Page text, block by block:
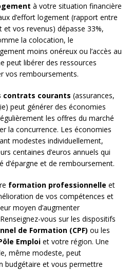
à votre situation financière
d’effort logement (rapport entre
vos revenus) dépasse 33%,
la colocation, le
moins onéreux ou l’accès au
peut libérer des ressources
vos remboursements.
contrats courants (assurances,
peut générer des économies
les offres du marché
la concurrence. Les économies
modestes individuellement,
centaines d’euros annuels qui
et de remboursement.
formation professionnelle et
de vos compétences et
moyen d’augmenter
vous sur les dispositifs
de Formation (CPF) ou les
Emploi et votre région. Une
même modeste, peut
budgétaire et vous permettre